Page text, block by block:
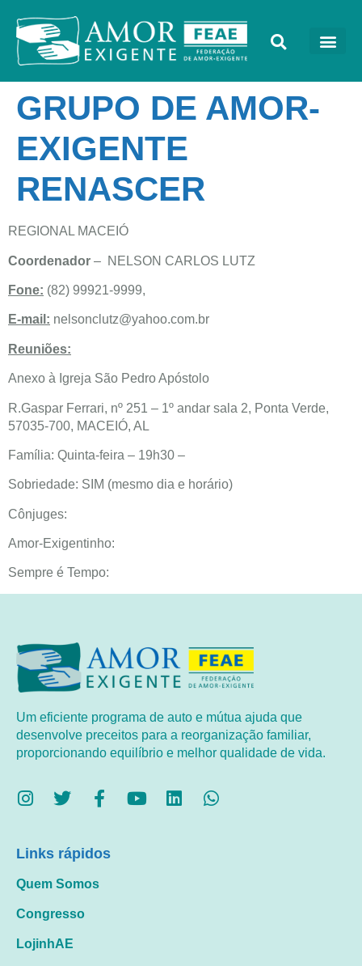
GRUPO DE AMOR-
EXIGENTE
RENASCER
REGIONAL MACEIÓ
Coordenador – NELSON CARLOS LUTZ
Fone: (82) 99921-9999,
E-mail: nelsonclutz@yahoo.com.br
Reuniões:
Anexo à Igreja São Pedro Apóstolo
R.Gaspar Ferrari, nº 251 – 1º andar sala 2, Ponta Verde,
57035-700, MACEIÓ, AL
Família: Quinta-feira – 19h30 –
Sobriedade: SIM (mesmo dia e horário)
Cônjuges:
Amor-Exigentinho:
Sempre é Tempo:
Um eficiente programa de auto e mútua ajuda que
desenvolve preceitos para a reorganização familiar,
proporcionando equilíbrio e melhor qualidade de vida.
Links rápidos
Quem Somos
Congresso
LojinhAE